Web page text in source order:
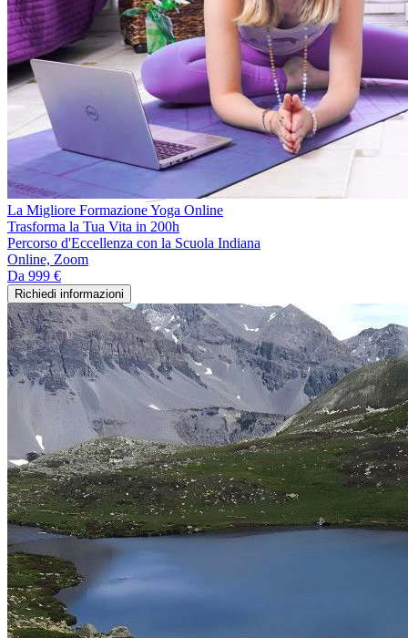
La Migliore Formazione Yoga Online
Trasforma la Tua Vita in 200h
Percorso d'Eccellenza con la Scuola Indiana
Online, Zoom
Da 999 €
Richiedi informazioni